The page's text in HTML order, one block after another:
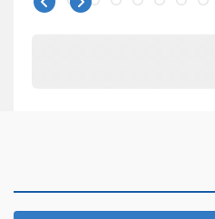
הוועדה לבחירת שופטים בחרה 26 שופטים ורשמים